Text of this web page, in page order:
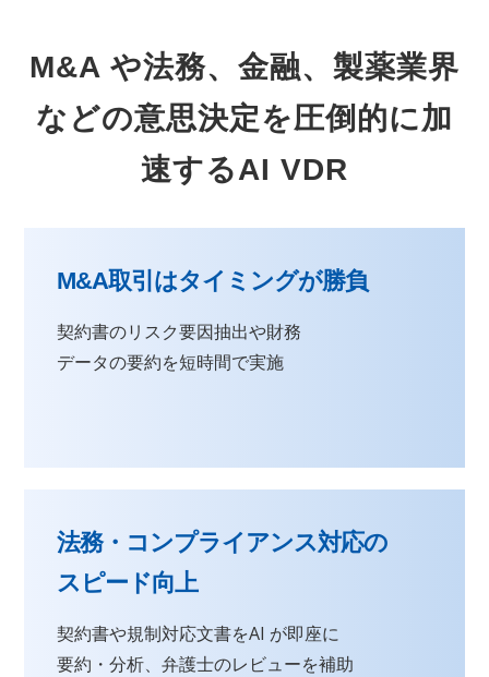
M&A や法務、金融、製薬業界
などの意思決定を圧倒的に加
速するAI VDR
M&A取引はタイミングが勝負
契約書のリスク要因抽出や財務
データの要約を短時間で実施
法務・コンプライアンス対応の
スピード向上
契約書や規制対応文書をAI が即座に
要約・分析、弁護士のレビューを補助